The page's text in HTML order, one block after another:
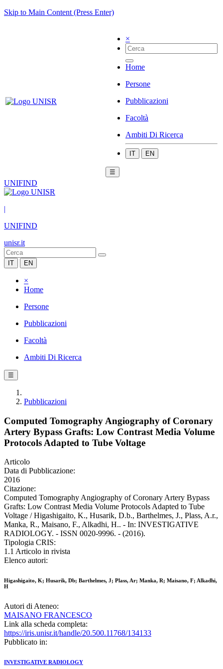
Skip to Main Content (Press Enter)
×
Home
Persone
Pubblicazioni
Facoltà
Ambiti Di Ricerca
IT EN
☰
UNIFIND
|
UNIFIND
unisr.it
IT EN
×
Home
Persone
Pubblicazioni
Facoltà
Ambiti Di Ricerca
☰
Pubblicazioni
Computed Tomography Angiography of Coronary
Artery Bypass Grafts: Low Contrast Media Volume
Protocols Adapted to Tube Voltage
Articolo
Data di Pubblicazione:
2016
Citazione:
Computed Tomography Angiography of Coronary Artery Bypass
Grafts: Low Contrast Media Volume Protocols Adapted to Tube
Voltage / Higashigaito, K., Husarik, D.b., Barthelmes, J., Plass, A.r.,
Manka, R., Maisano, F., Alkadhi, H.. - In: INVESTIGATIVE
RADIOLOGY. - ISSN 0020-9996. - (2016).
Tipologia CRIS:
1.1 Articolo in rivista
Elenco autori:
Higashigaito, K; Husarik, Db; Barthelmes, J; Plass, Ar; Manka, R; Maisano, F; Alkadhi,
H
Autori di Ateneo:
MAISANO FRANCESCO
Link alla scheda completa:
https://iris.unisr.it/handle/20.500.11768/134133
Pubblicato in:
INVESTIGATIVE RADIOLOGY